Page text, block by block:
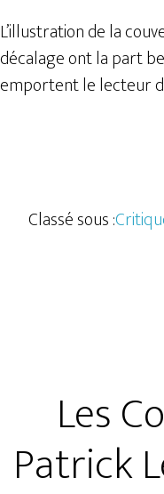
L’illustration de la
décalage ont la part
emportent le lecteur
Classé sous :
Les
Patrick